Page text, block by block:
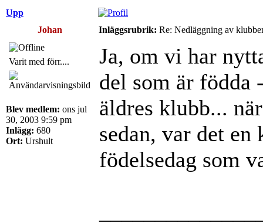
Upp
Johan
Inläggsrubrik: Re: Nedläggning av
Varit med förr....
Blev medlem: ons jul
30, 2003 9:59 pm
Inlägg: 680
Ort: Urshult
Ja, om vi har
del som är födda
äldres klubb...
sedan, var det
födelsedag som